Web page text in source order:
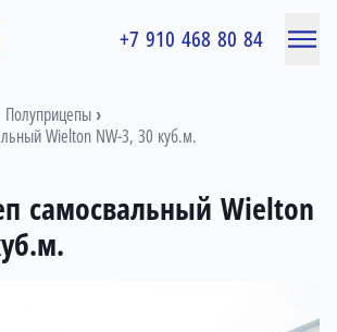
+7 910 468 80 84
Полуприцепы
Wielton NW-3, 30 куб.м.
самосвальный Wielton